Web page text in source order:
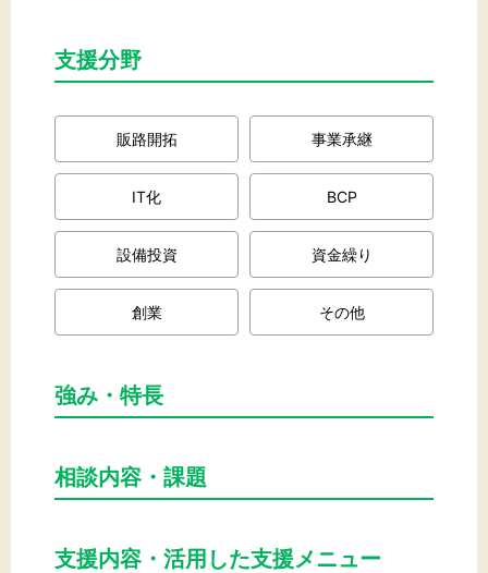
標準 拡大
背景色
黒 白 黄
支援分野
販路開拓 事業承継
IT化 BCP
設備投資 資金繰り
創業 その他
強み・特長
相談内容・課題
支援内容・活用した支援メニュー